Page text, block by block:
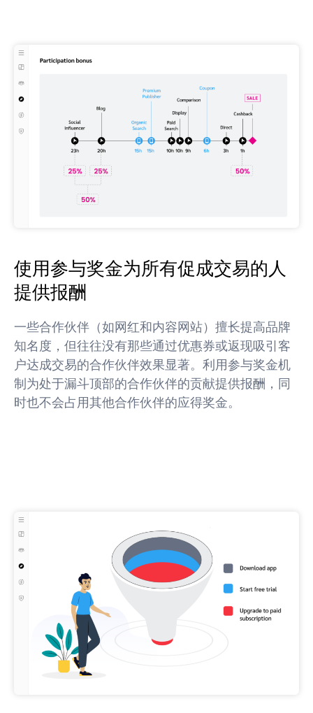
使用参与奖金为所有促成交易的人
提供报酬
一些合作伙伴（如网红和内容网站）擅长提高品牌
知名度，但往往没有那些通过优惠券或返现吸引客
户达成交易的合作伙伴效果显著。利用参与奖金机
制为处于漏斗顶部的合作伙伴的贡献提供报酬，同
时也不会占用其他合作伙伴的应得奖金。